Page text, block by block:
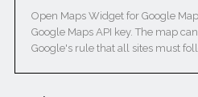
Open Maps Widget for Google
Google Maps API key. The map
Google's rule that all sites must